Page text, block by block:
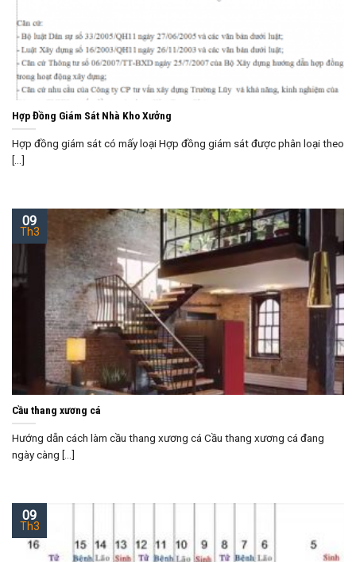
Hợp Đồng Giám Sát Nhà Kho Xưởng
Hợp đồng giám sát có mấy loại Hợp đồng giám sát được phân loại theo
[...]
Cầu thang xương cá
Hướng dẫn cách làm cầu thang xương cá Cầu thang xương cá đang
ngày càng [...]
09
Th3
09
Th3